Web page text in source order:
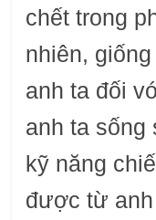
chết trong
nhiên,
anh ta đối
anh ta sống
kỹ năng
được từ